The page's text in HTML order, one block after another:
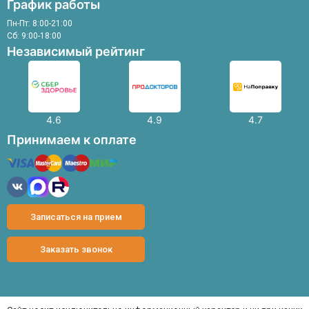
График работы
Пн-Пт: 8:00-21:00
Сб: 9:00-18:00
Независимый рейтинг
4.6 4.9 4.7
Принимаем к оплате
Записаться на прием
Заказать звонок